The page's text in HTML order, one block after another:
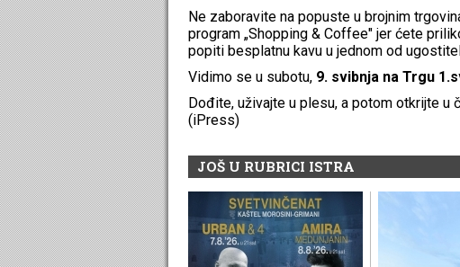
Ne zaboravite na popuste u brojnim
program „Shopping & Coffee" jer ćete
popiti besplatnu kavu u jednom od
Vidimo se u subotu, 9. svibnja na Trgu
Dođite, uživajte u plesu, a potom otkrijte u
(iPress)
JOŠ U RUBRICI ISTRA